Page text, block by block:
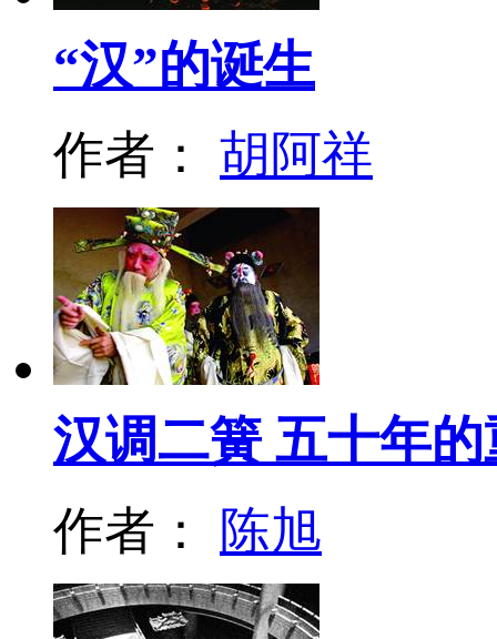
“汉”的诞生
作者： 胡阿祥
汉调二簧 五十年的
作者： 陈旭